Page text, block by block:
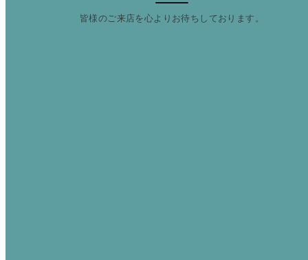
皆様のご来店を心よりお待ちしております。